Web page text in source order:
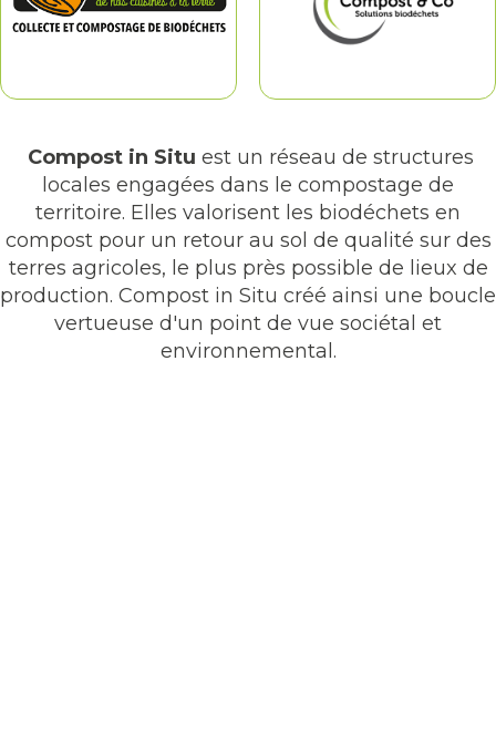
Compost in Situ est un réseau de structures
locales engagées dans le compostage de
territoire. Elles valorisent les biodéchets en
compost pour un retour au sol de qualité sur des
terres agricoles, le plus près possible de lieux de
production. Compost in Situ créé ainsi une boucle
vertueuse d'un point de vue sociétal et
environnemental.